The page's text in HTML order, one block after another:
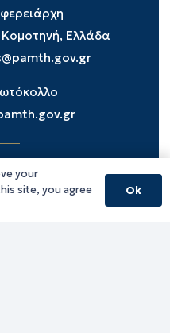
Κομοτηνή, Ελλάδα
your
site, you agree
Ok